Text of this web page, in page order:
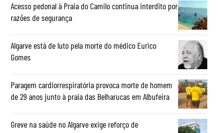
Acesso pedonal à Praia do Camilo continua interdito por
razões de segurança
Algarve está de luto pela morte do médico Eurico
Gomes
Paragem cardiorrespiratória provoca morte de homem
de 29 anos junto à praia das Belharucas em Albufeira
Greve na saúde no Algarve exige reforço de